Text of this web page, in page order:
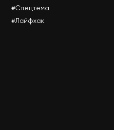
#Спецтема
#Лайфхак